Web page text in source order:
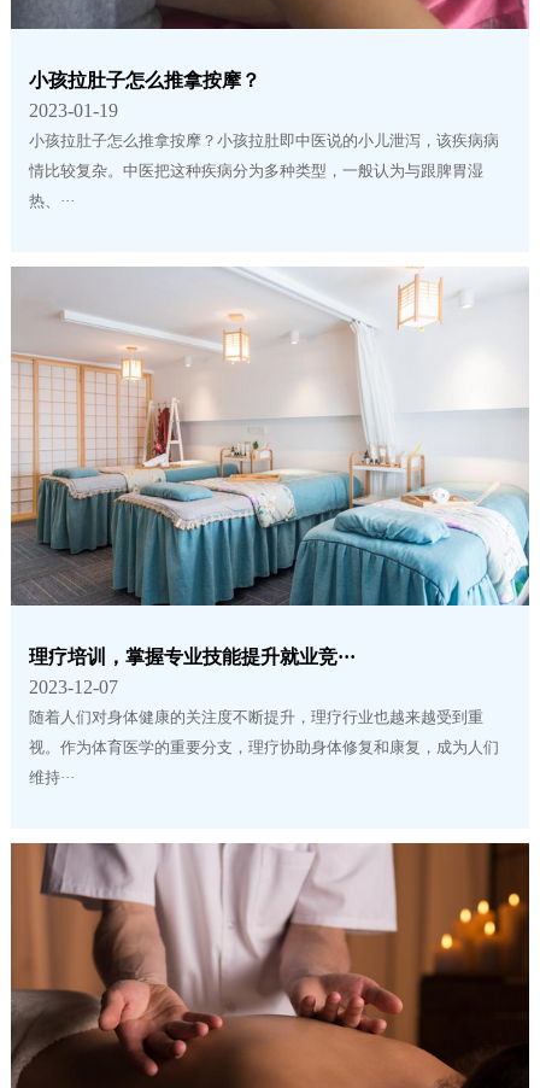
小孩拉肚子怎么推拿按摩？
2023-01-19
小孩拉肚子怎么推拿按摩？小孩拉肚即中医说的小儿泄泻，该疾病病
情比较复杂。中医把这种疾病分为多种类型，一般认为与跟脾胃湿
热、···
理疗培训，掌握专业技能提升就业竞···
2023-12-07
随着人们对身体健康的关注度不断提升，理疗行业也越来越受到重
视。作为体育医学的重要分支，理疗协助身体修复和康复，成为人们
维持···